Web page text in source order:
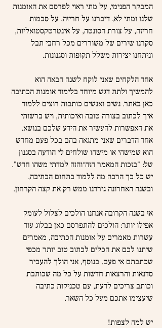
המבקר הפנימי, על מתי ראוי לפרסם את האומנות
שלנו ומתי לא, דיברנו על חריזה, על סכמות
חריזה, על צורת הסונטה, על אינטרטקסטואליות,
סקרנו שירים של משוררים מכל רחבי תבל
וניתחנו יצירות משלל תקופות וסגנונות.
אחד הלקחים שאני לוקח לשנה הבאה הוא
להמשיך ולתת דגש מיוחד בלימוד אומנות הכתיבה
כאן באתר. נשים ואנשים כותבות רוצים ללמוד
איך לכתוב בצורה טובה ואיכותית, ויש ברשותי
את האפשרות להעשיר את הידע שלכם בנושא.
אחד הדברים שאני מתגאה בהם בכל פעם מחדש
הוא שמישהי או מישהו שולחים לי הודעה בסגנון
של: "בזכות המאמר הזה־והזה למדתי משהו חדש".
יש כל כך הרבה מה ללמוד בתחום הכתיבה,
ובשנה האחרונה גירדנו ממש רק את קצה הקרחון.
אז בשנה הקרובה אנחנו הולכים לצלול לעומק
אפילו יותר: הולכים להתפרסם כאן בבלוג עוד
עשרות מאמרים על אומנות הכתיבה, מאמרים
שיתנו לכם את הכלים לכתוב טוב יותר מכפי
שכתבתם אי פעם. בנוסף, אני הולך להעביר
סדנאות והרצאות חדשות על כל מה שכותבת
וכותב צריכים לדעת, עם טכניקות כתיבה
שיעצימו אתכם מעל כל השאר.
יש למה לצפות!